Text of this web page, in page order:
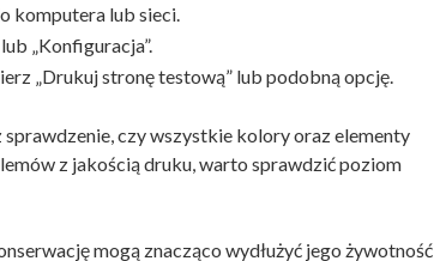
komputera lub sieci.
„Konfiguracja”.
„Drukuj stronę testową” lub podobną opcję.
czy wszystkie kolory oraz elementy
z jakością druku, warto sprawdzić poziom
mogą znacząco wydłużyć jego żywotność